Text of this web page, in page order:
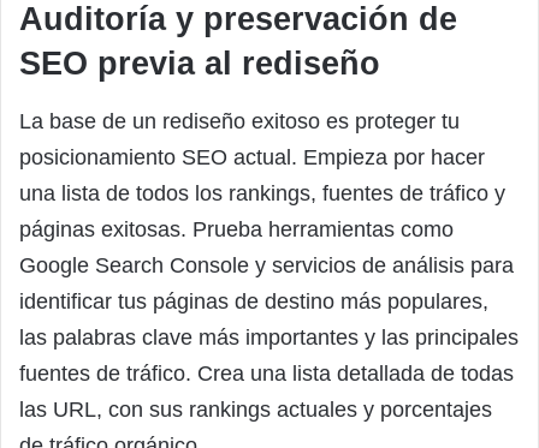
Auditoría y preservación de
SEO previa al rediseño
La base de un rediseño exitoso es proteger tu
posicionamiento SEO actual. Empieza por hacer
una lista de todos los rankings, fuentes de tráfico y
páginas exitosas. Prueba herramientas como
Google Search Console y servicios de análisis para
identificar tus páginas de destino más populares,
las palabras clave más importantes y las principales
fuentes de tráfico. Crea una lista detallada de todas
las URL, con sus rankings actuales y porcentajes